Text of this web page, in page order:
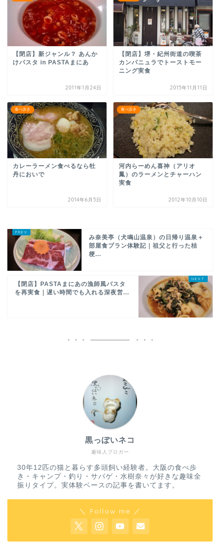
【閉店】新ジャンル？ あんか
けパスタ in PASTAまにあ
2011年1月24日
【閉店】堺・紀州街道の喫茶
カンパニュラでトーストモー
ニング実食
2015年11月11日
食べ歩き
カレーラーメン食べるなら牡
丹においで
2014年6月5日
食べ歩き
河内らーめん喜神（アリオ
鳳）のラーメンとチャーハン
実食
2012年10月10日
み奈美亭（犬鳴山温泉）の日帰り温泉＋
部屋食プラン体験記｜祖父と行った桔
梗...
【閉店】PASTAまにあの漁師風パスタ
を再実食｜遅い時間でも入れる深夜営...
趣味人ブロガー
黒っぽいネコ
30年12匹の猫と暮らす多頭飼い経験者。大阪の食べ歩
き・キャンプ・釣り・サバゲ・水樹奈々が好きな趣味全
振りタイプ。実体験ベースの記事を書いてます。
＼ Follow me ／